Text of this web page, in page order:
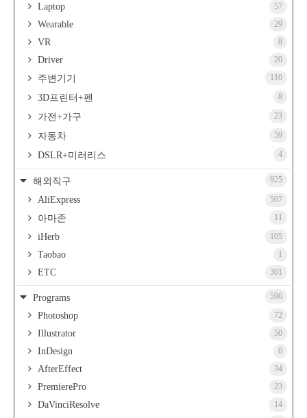
Laptop 57
Wearable 29
VR 8
Driver 20
주변기기 110
3D프린터+펜 8
가전+가구 23
자동차 59
DSLR+미러리스 4
해외직구 925
AliExpress 507
아마존 11
iHerb 105
Taobao 1
ETC 301
Programs 596
Photoshop 72
Illustrator 50
InDesign 6
AfterEffect 34
PremierePro 23
DaVinciResolve 14